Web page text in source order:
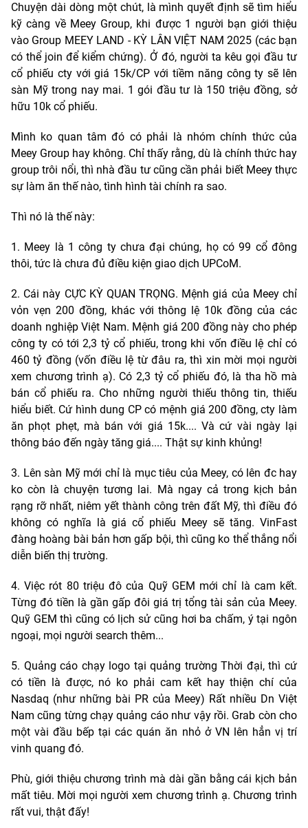
Chuyện dài dòng một chút, là mình quyết định sẽ tìm hiểu
kỹ càng về Meey Group, khi được 1 người bạn giới thiệu
vào Group MEEY LAND - KỲ LÂN VIỆT NAM 2025 (các bạn
có thể join để kiểm chứng). Ở đó, người ta kêu gọi đầu tư
cổ phiếu cty với giá 15k/CP với tiềm năng công ty sẽ lên
sàn Mỹ trong nay mai. 1 gói đầu tư là 150 triệu đồng, sở
hữu 10k cổ phiếu.
Mình ko quan tâm đó có phải là nhóm chính thức của
Meey Group hay không. Chỉ thấy rằng, dù là chính thức hay
group trôi nổi, thì nhà đầu tư cũng cần phải biết Meey thực
sự làm ăn thế nào, tình hình tài chính ra sao.
Thì nó là thế này:
1. Meey là 1 công ty chưa đại chúng, họ có 99 cổ đông
thôi, tức là chưa đủ điều kiện giao dịch UPCoM.
2. Cái này CỰC KỲ QUAN TRỌNG. Mệnh giá của Meey chỉ
vỏn vẹn 200 đồng, khác với thông lệ 10k đồng của các
doanh nghiệp Việt Nam. Mệnh giá 200 đồng này cho phép
công ty có tới 2,3 tỷ cổ phiếu, trong khi vốn điều lệ chỉ có
460 tỷ đồng (vốn điều lệ từ đâu ra, thì xin mời mọi người
xem chương trình ạ). Có 2,3 tỷ cổ phiếu đó, là tha hồ mà
bán cổ phiếu ra. Cho những người thiếu thông tin, thiếu
hiểu biết. Cứ hình dung CP có mệnh giá 200 đồng, cty làm
ăn phọt phẹt, mà bán với giá 15k.... Và cứ vài ngày lại
thông báo đến ngày tăng giá.... Thật sự kinh khủng!
3. Lên sàn Mỹ mới chỉ là mục tiêu của Meey, có lên đc hay
ko còn là chuyện tương lai. Mà ngay cả trong kịch bản
rạng rỡ nhất, niêm yết thành công trên đất Mỹ, thì điều đó
không có nghĩa là giá cổ phiếu Meey sẽ tăng. VinFast
đàng hoàng bài bản hơn gấp bội, thì cũng ko thể thắng nổi
diễn biến thị trường.
4. Việc rót 80 triệu đô của Quỹ GEM mới chỉ là cam kết.
Từng đó tiền là gần gấp đôi giá trị tổng tài sản của Meey.
Quỹ GEM thì cũng có lịch sử cũng hơi ba chấm, ý tại ngôn
ngoại, mọi người search thêm...
5. Quảng cáo chạy logo tại quảng trường Thời đại, thì cứ
có tiền là được, nó ko phải cam kết hay thiện chí của
Nasdaq (như những bài PR của Meey) Rất nhiều Dn Việt
Nam cũng từng chạy quảng cáo như vậy rồi. Grab còn cho
một vài đầu bếp tại các quán ăn nhỏ ở VN lên hẳn vị trí
vinh quang đó.
Phù, giới thiệu chương trình mà dài gần bằng cái kịch bản
mất tiêu. Mời mọi người xem chương trình ạ. Chương trình
rất vui, thật đấy!